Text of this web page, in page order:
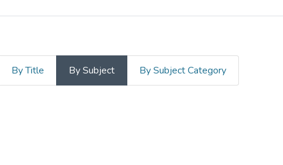
By Title By Subject By Subject Category